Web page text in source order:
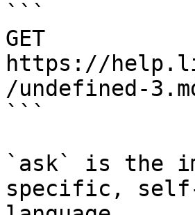
```
GET
https://
/undefined-
```
`ask` is the
specific,